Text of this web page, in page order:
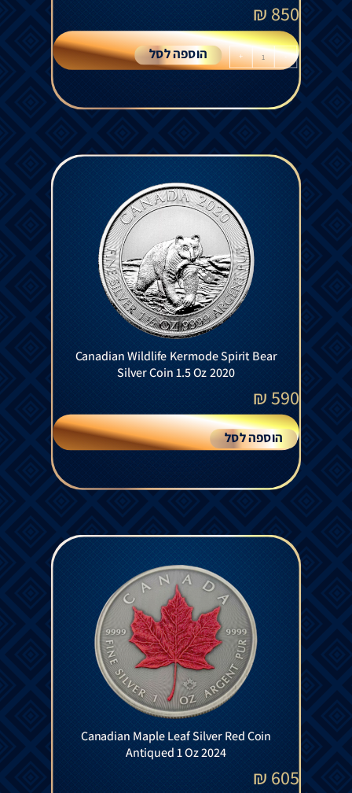
850
₪
-
+ הוספה לסל
Canadian Wildlife Kermode Spirit Bear
Silver Coin 1.5 Oz 2020
590
₪
הוספה לסל
Canadian Maple Leaf Silver Red Coin
Antiqued 1 Oz 2024
605
₪